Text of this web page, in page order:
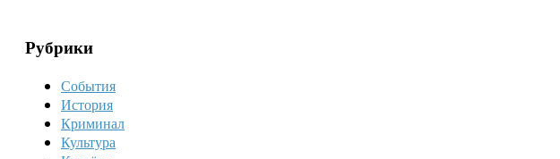
Рубрики
События
История
Криминал
Культура